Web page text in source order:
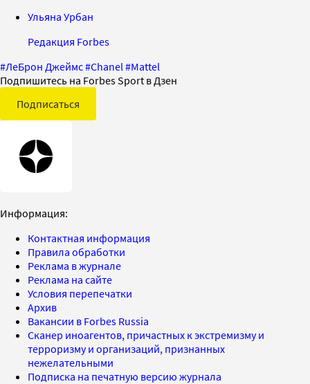
Ульяна Урбан
Редакция Forbes
#ЛеБрон Джеймс#Chanel #Mattel
Подпишитесь на Forbes Sport в Дзен
Подписаться
Информация:
Контактная информация
Правила обработки
Реклама в журнале
Реклама на сайте
Условия перепечатки
Архив
Вакансии в Forbes Russia
Сканер иноагентов, причастных к экстремизму и
терроризму и организаций, признанных
нежелательными
Подписка на печатную версию журнала